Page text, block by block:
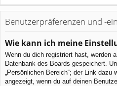
Benutzerpräferenzen und -
Wie kann ich meine
Wenn du dich registriert hast, werden
Datenbank des Boards gespeichert.
„Persönlichen Bereich“; der Link dazu
angezeigt, wenn du auf deinen